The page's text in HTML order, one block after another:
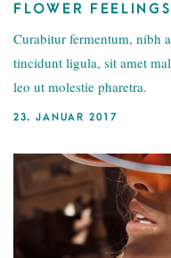
FLOWER FEELINGS
Curabitur fermentum, nibh
tincidunt ligula, sit amet
leo ut molestie pharetra.
23. JANUAR 2017